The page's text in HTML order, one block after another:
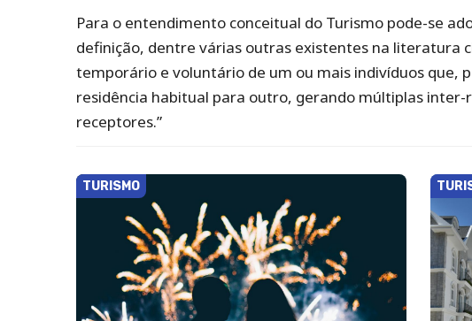
Para o entendimento conceitual do Turismo pode-se
definição, dentre várias outras existentes na literatura
temporário e voluntário de um ou mais indivíduos que,
residência habitual para outro, gerando múltiplas inter-
receptores.”
TURISMO